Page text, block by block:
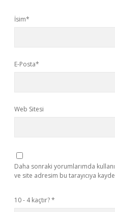
İsim*
E-Posta*
Web Sitesi
Daha sonraki yorumlarımda
ve site adresim bu tarayıcıya
10 - 4 kaçtır?*